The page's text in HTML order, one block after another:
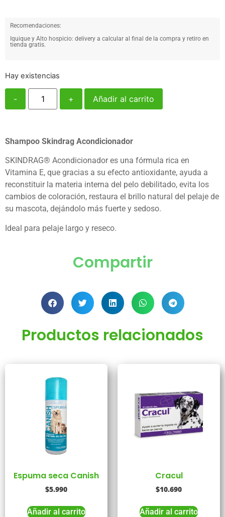
Recomendaciones:
Iquique y Alto hospicio: delivery a calcular al final de la compra y retiro en
tienda gratis.
Hay existencias
- + Añadir al carrito
Shampoo Skindrag Acondicionador
SKINDRAG® Acondicionador es una fórmula rica en
Vitamina E, que gracias a su efecto antioxidante, ayuda a
reconstituir la materia interna del pelo debilitado, evita los
cambios de coloración, restaura el brillo natural del pelaje de
su mascota, dejándolo más fuerte y sedoso.
Ideal para pelaje largo y reseco.
Compartir
Productos relacionados
Espuma seca Canish
$5.990
Añadir al carrito
Cracul
$10.690
Añadir al carrito